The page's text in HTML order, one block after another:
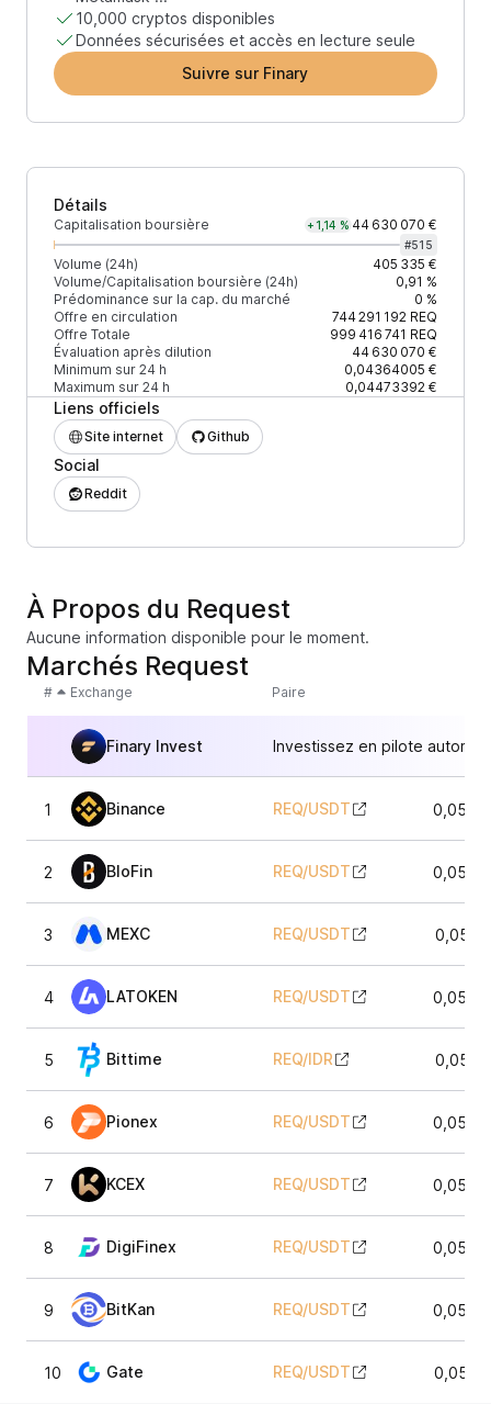
10,000 cryptos disponibles
Données sécurisées et accès en lecture seule
Suivre sur Finary
Détails
Capitalisation boursière +1,14 % 44 630 070 €
#515
Volume (24h)
405 335 €
Volume/Capitalisation boursière (24h)
0,91 %
Prédominance sur la cap. du marché
0 %
Offre en circulation
744 291 192REQ
Offre Totale
999 416 741 REQ
Évaluation après dilution
44 630 070 €
Minimum sur 24 h
0,04364005 €
Maximum sur 24 h
0,04473392 €
Liens officiels
Site internet Github
Social
Reddit
À Propos du Request
Aucune information disponible pour le moment.
Marchés Request
# Exchange Paire
Finary Invest Investissez en pilote
1 Binance REQ/USDT
2 BloFin REQ/USDT
3 MEXC REQ/USDT
4 LATOKEN REQ/USDT
5 Bittime REQ/IDR
6 Pionex REQ/USDT
7 KCEX REQ/USDT
8 DigiFinex REQ/USDT
9 BitKan REQ/USDT
10 Gate REQ/USDT